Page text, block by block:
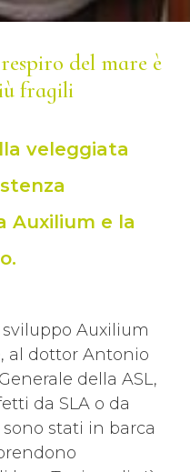
del mare è
fragili
veleggiata
Auxilium e la
Auxilium
al dottor Antonio
della ASL,
da SLA o da
stati in barca